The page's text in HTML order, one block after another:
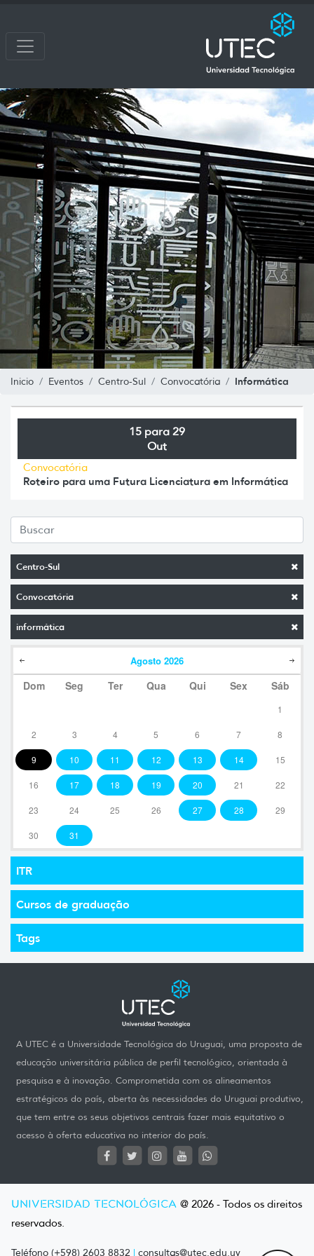
Inicio Eventos Centro-Sul Convocatória Informática
Centro-Sul
Convocatória
informática
Agosto 2026
Dom Seg Ter Qua Qui Sex Sáb
1
2 3 4 5 6 7 8
9 10 11 12 13 14 15
16 17 18 19 20 21 22
23 24 25 26 27 28 29
30 31
ITR
Cursos de graduação
Tags
15 para 29
Out
Convocatória
Roteiro para uma Futura Licenciatura em Informática
A UTEC é a Universidade Tecnológica do Uruguai, uma proposta de
educação universitária pública de perfil tecnológico, orientada à
pesquisa e à inovação. Comprometida com os alineamentos
estratégicos do país, aberta às necessidades do Uruguai produtivo,
que tem entre os seus objetivos centrais fazer mais equitativo o
acesso à oferta educativa no interior do país.
UNIVERSIDAD TECNOLÓGICA @ 2026 - Todos os direitos
reservados.
Teléfono (+598) 2603 8832 | consultas@utec.edu.uy